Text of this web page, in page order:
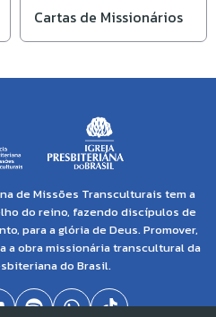
Cartas de Missionários
de Missões Transculturais tem a
do reino, fazendo discípulos de
para a glória de Deus. Promover,
a obra missionária transcultural da
do Brasil.